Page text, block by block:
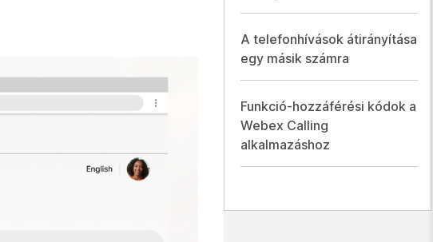
A telefonhívások átirányítása
egy másik számra
Funkció-hozzáférési kódok a
Webex Calling
alkalmazáshoz